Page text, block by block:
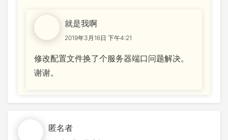
就是我啊
2019年3月16日 下午4:21
修改配置文件换了个服务器端口问题解决。
谢谢。
匿名者